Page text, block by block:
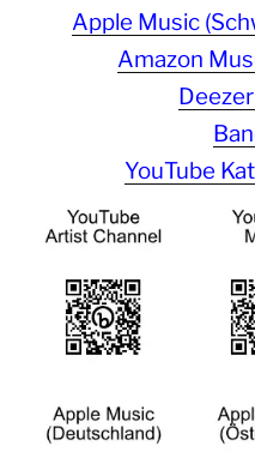
Apple Music
Amazon
YouTube